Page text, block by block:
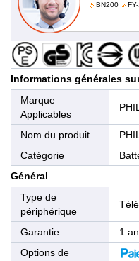
BN200
Informations générales
Marque
Applicables
Nom du produit
Catégorie
Général
Type de
périphérique
Garantie
1
Options de